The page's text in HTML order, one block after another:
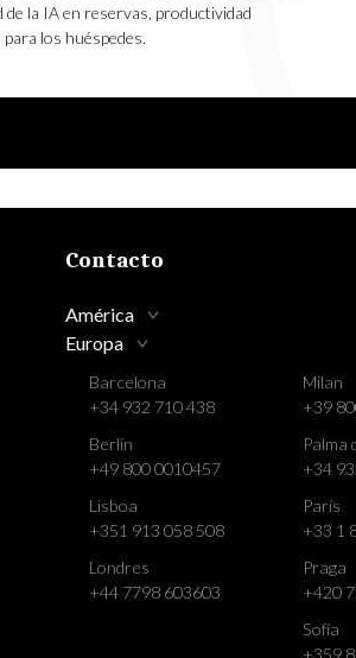
la IA en reservas, productividad
los huéspedes.
Contacto
América
Europa
Barcelona
+34 932 710 438
Berlín
+49 800 0010457
Lisboa
+351 913 058 508
Londres
+44 7798 603603
Milan
+39
Palma
+34
París
+33 1
Praga
+420
Sofía